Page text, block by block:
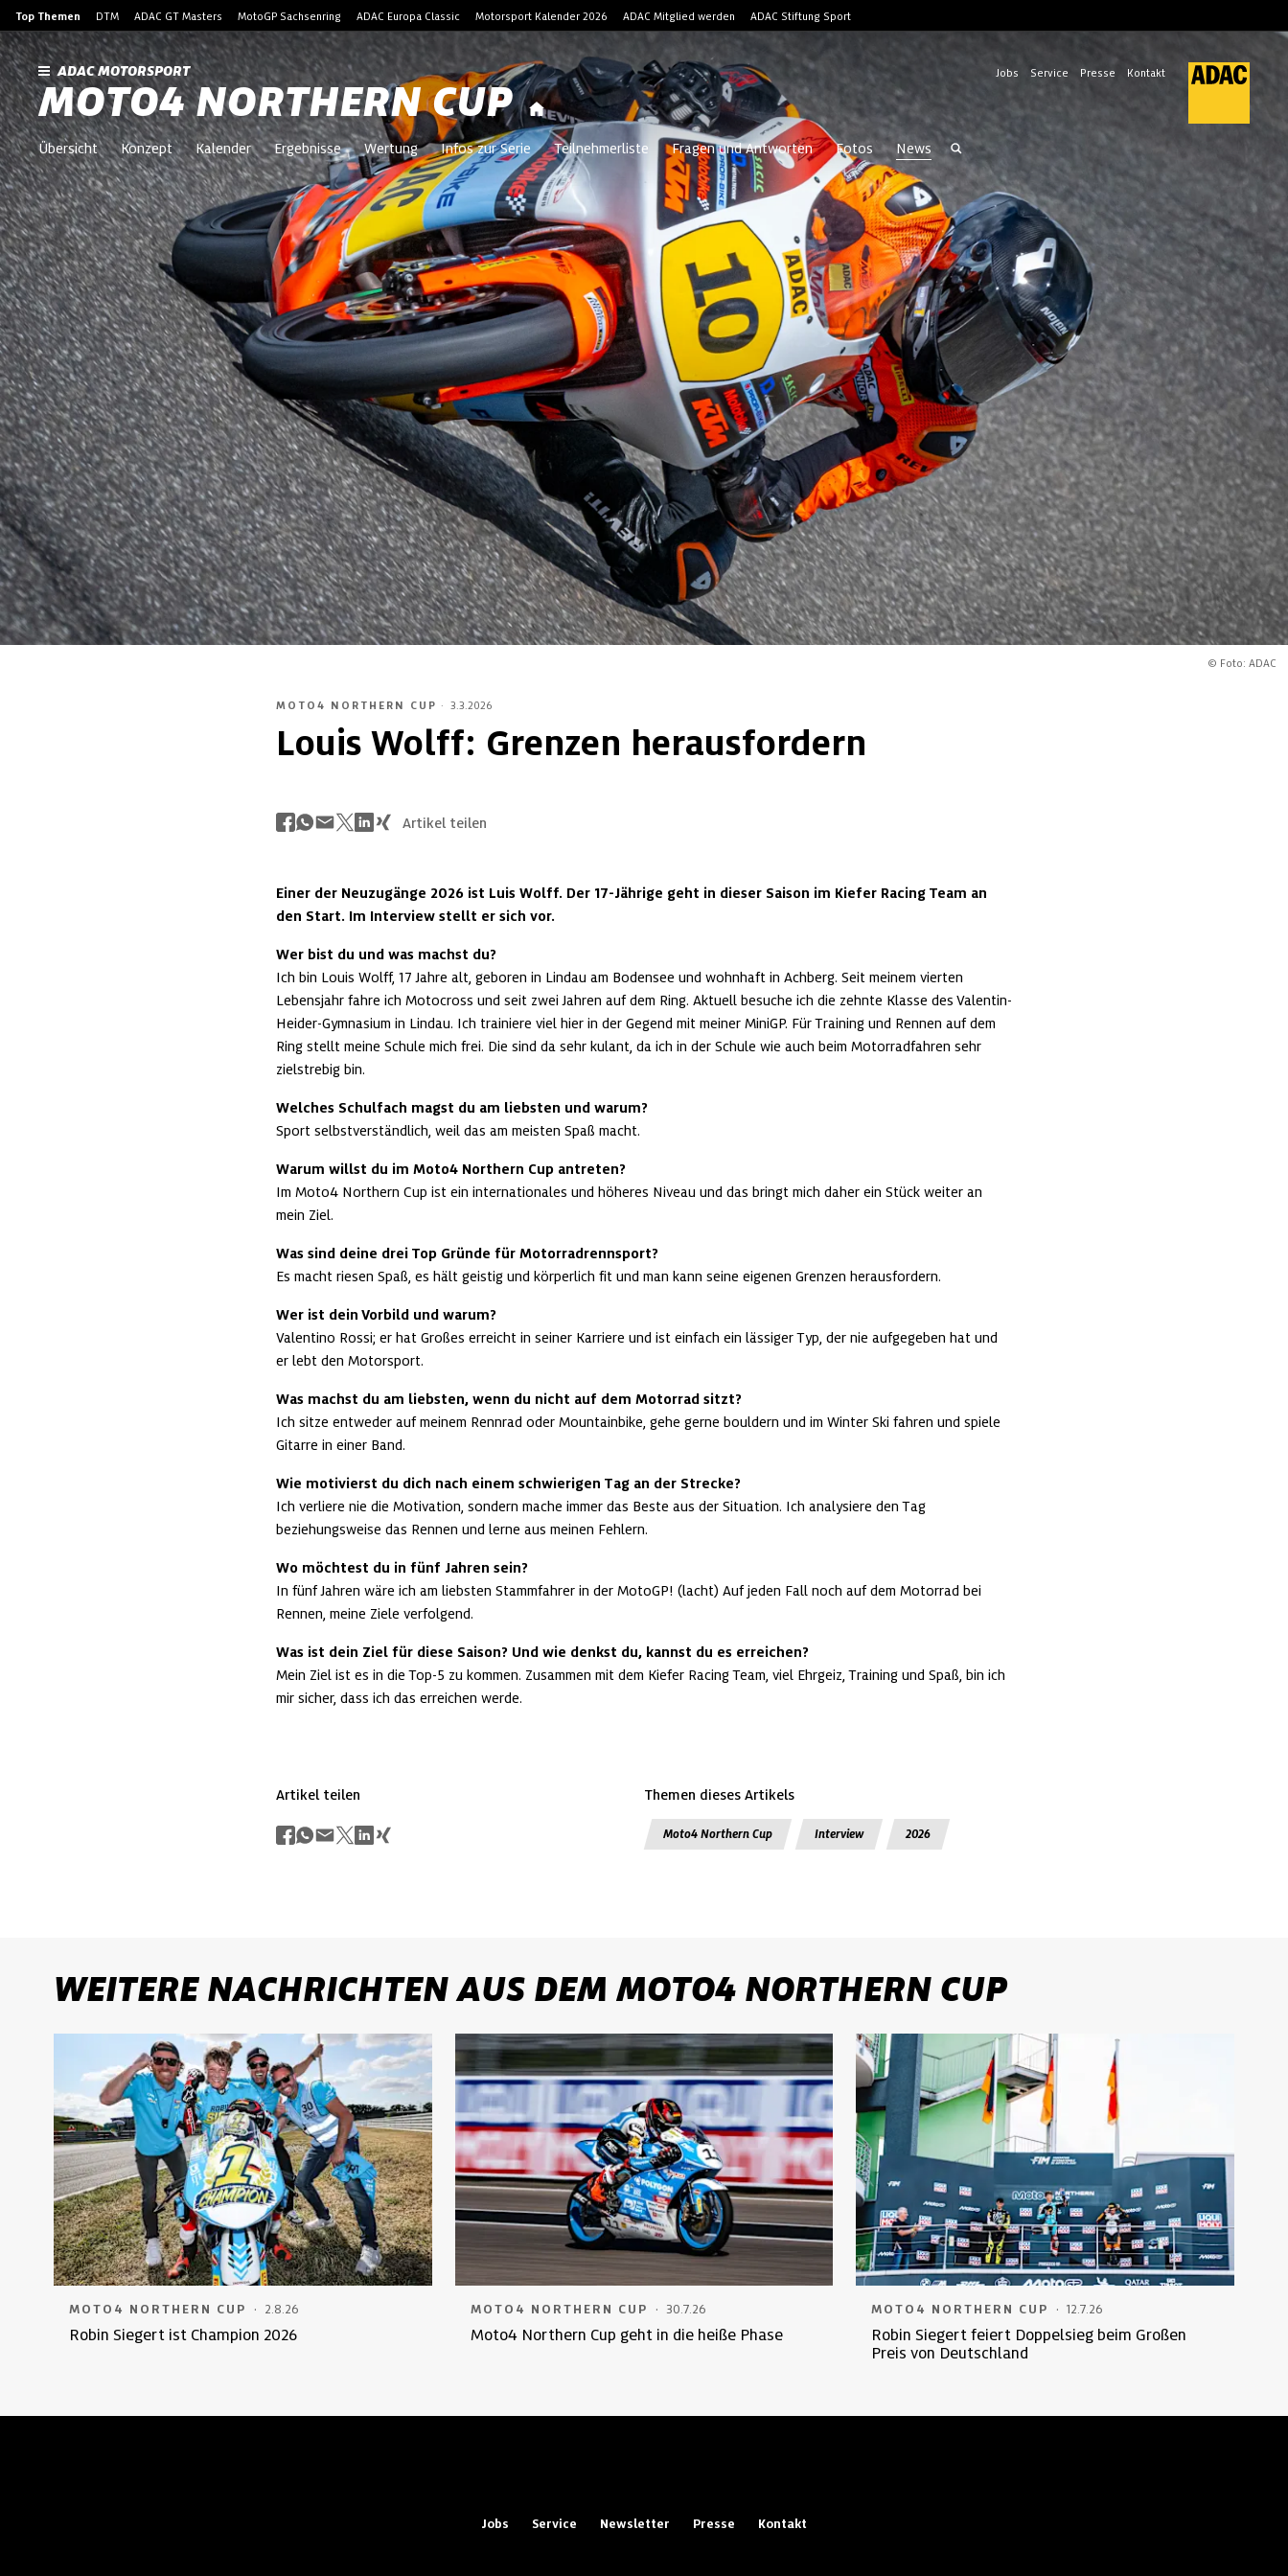
Top Themen DTM ADAC GT Masters MotoGP Sachsenring ADAC Europa Classic Motorsport Kalender 2026 ADAC Mitglied werden ADAC Stiftung Sport
ADAC MOTORSPORT
MOTO4 NORTHERN CUP
Jobs Service Presse Kontakt
Übersicht Konzept Kalender Ergebnisse Wertung Infos zur Serie Teilnehmerliste Fragen und Antworten Fotos News
© Foto: ADAC
MOTO4 NORTHERN CUP · 3.3.2026
Louis Wolff: Grenzen herausfordern
Artikel teilen
Einer der Neuzugänge 2026 ist Luis Wolff. Der 17-Jährige geht in dieser Saison im Kiefer Racing Team an
den Start. Im Interview stellt er sich vor.
Wer bist du und was machst du?
Ich bin Louis Wolff, 17 Jahre alt, geboren in Lindau am Bodensee und wohnhaft in Achberg. Seit meinem vierten
Lebensjahr fahre ich Motocross und seit zwei Jahren auf dem Ring. Aktuell besuche ich die zehnte Klasse des Valentin-
Heider-Gymnasium in Lindau. Ich trainiere viel hier in der Gegend mit meiner MiniGP. Für Training und Rennen auf dem
Ring stellt meine Schule mich frei. Die sind da sehr kulant, da ich in der Schule wie auch beim Motorradfahren sehr
zielstrebig bin.
Welches Schulfach magst du am liebsten und warum?
Sport selbstverständlich, weil das am meisten Spaß macht.
Warum willst du im Moto4 Northern Cup antreten?
Im Moto4 Northern Cup ist ein internationales und höheres Niveau und das bringt mich daher ein Stück weiter an
mein Ziel.
Was sind deine drei Top Gründe für Motorradrennsport?
Es macht riesen Spaß, es hält geistig und körperlich fit und man kann seine eigenen Grenzen herausfordern.
Wer ist dein Vorbild und warum?
Valentino Rossi; er hat Großes erreicht in seiner Karriere und ist einfach ein lässiger Typ, der nie aufgegeben hat und
er lebt den Motorsport.
Was machst du am liebsten, wenn du nicht auf dem Motorrad sitzt?
Ich sitze entweder auf meinem Rennrad oder Mountainbike, gehe gerne bouldern und im Winter Ski fahren und spiele
Gitarre in einer Band.
Wie motivierst du dich nach einem schwierigen Tag an der Strecke?
Ich verliere nie die Motivation, sondern mache immer das Beste aus der Situation. Ich analysiere den Tag
beziehungsweise das Rennen und lerne aus meinen Fehlern.
Wo möchtest du in fünf Jahren sein?
In fünf Jahren wäre ich am liebsten Stammfahrer in der MotoGP! (lacht) Auf jeden Fall noch auf dem Motorrad bei
Rennen, meine Ziele verfolgend.
Was ist dein Ziel für diese Saison? Und wie denkst du, kannst du es erreichen?
Mein Ziel ist es in die Top-5 zu kommen. Zusammen mit dem Kiefer Racing Team, viel Ehrgeiz, Training und Spaß, bin ich
mir sicher, dass ich das erreichen werde.
Artikel teilen Themen dieses Artikels
Moto4 Northern Cup Interview 2026
WEITERE NACHRICHTEN AUS DEM MOTO4 NORTHERN CUP
MOTO4 NORTHERN CUP · 2.8.26
Robin Siegert ist Champion 2026
MOTO4 NORTHERN CUP · 30.7.26
Moto4 Northern Cup geht in die heiße Phase
MOTO4 NORTHERN CUP · 12.7.26
Robin Siegert feiert Doppelsieg beim Großen
Preis von Deutschland
Jobs Service Newsletter Presse Kontakt